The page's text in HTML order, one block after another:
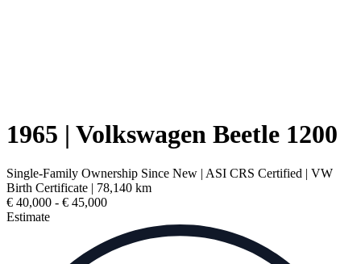
1965 | Volkswagen Beetle 1200
Single-Family Ownership Since New | ASI CRS Certified | VW
Birth Certificate | 78,140 km
€ 40,000 - € 45,000
Estimate